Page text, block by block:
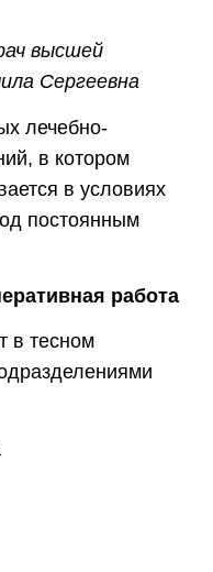
высшей
Сергеевна
лечебно-
в котором
в условиях
постоянным
работа
в тесном